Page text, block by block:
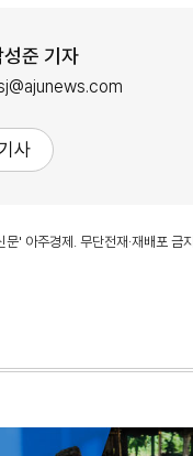
성준 기자
사
' 아주경제. 무단전재·재배포 금지